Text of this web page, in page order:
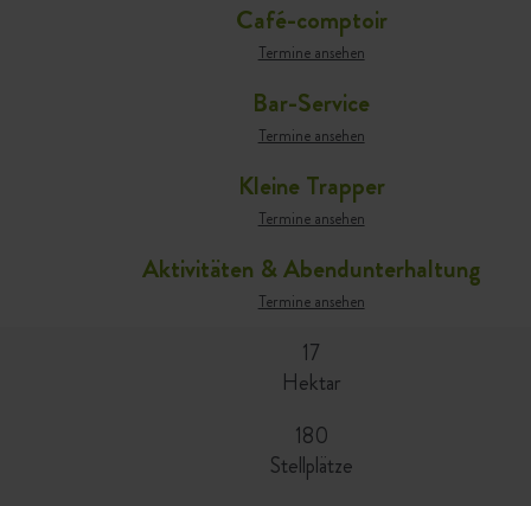
Café-comptoir
Termine ansehen
Bar-Service
Termine ansehen
Kleine Trapper
Termine ansehen
Aktivitäten & Abendunterhaltung
Termine ansehen
17
Hektar
180
Stellplätze